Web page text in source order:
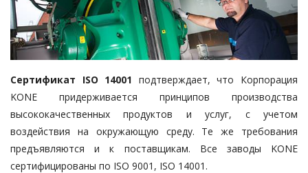
Сертификат ISO 14001 подтверждает, что Корпорация
KONE придерживается принципов производства
высококачественных продуктов и услуг, с учетом
воздействия на окружающую среду. Те же требования
предъявляются и к поставщикам. Все заводы KONE
сертифицированы по ISO 9001, ISO 14001.